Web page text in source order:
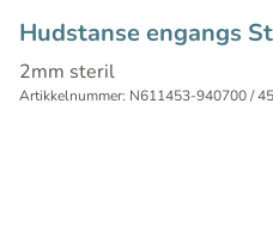
Hudstanse engangs
2mm steril
Artikkelnummer: N611453-940700 /